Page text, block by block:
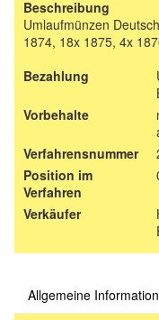
Beschreibung
Umlaufmünzen
1874, 18x 1875, 4x
Bezahlung
Vorbehalte
Verfahrensnummer
Position im
Verfahren
Verkäufer
Allgemeine